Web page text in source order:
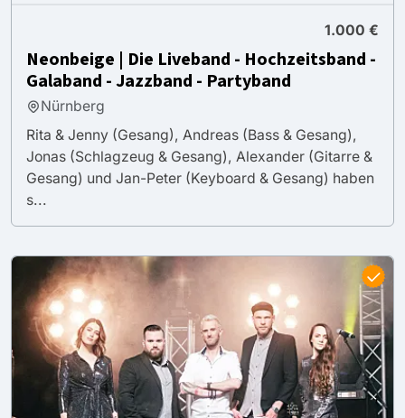
1.000 €
Neonbeige | Die Liveband - Hochzeitsband -
Galaband - Jazzband - Partyband
Nürnberg
Rita & Jenny (Gesang), Andreas (Bass & Gesang),
Jonas (Schlagzeug & Gesang), Alexander (Gitarre &
Gesang) und Jan-Peter (Keyboard & Gesang) haben
s...